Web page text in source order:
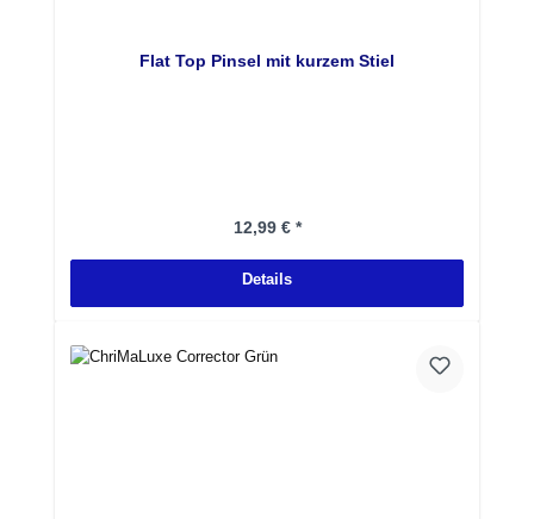
Flat Top Pinsel mit kurzem Stiel
Regulärer Preis:
12,99 € *
Details